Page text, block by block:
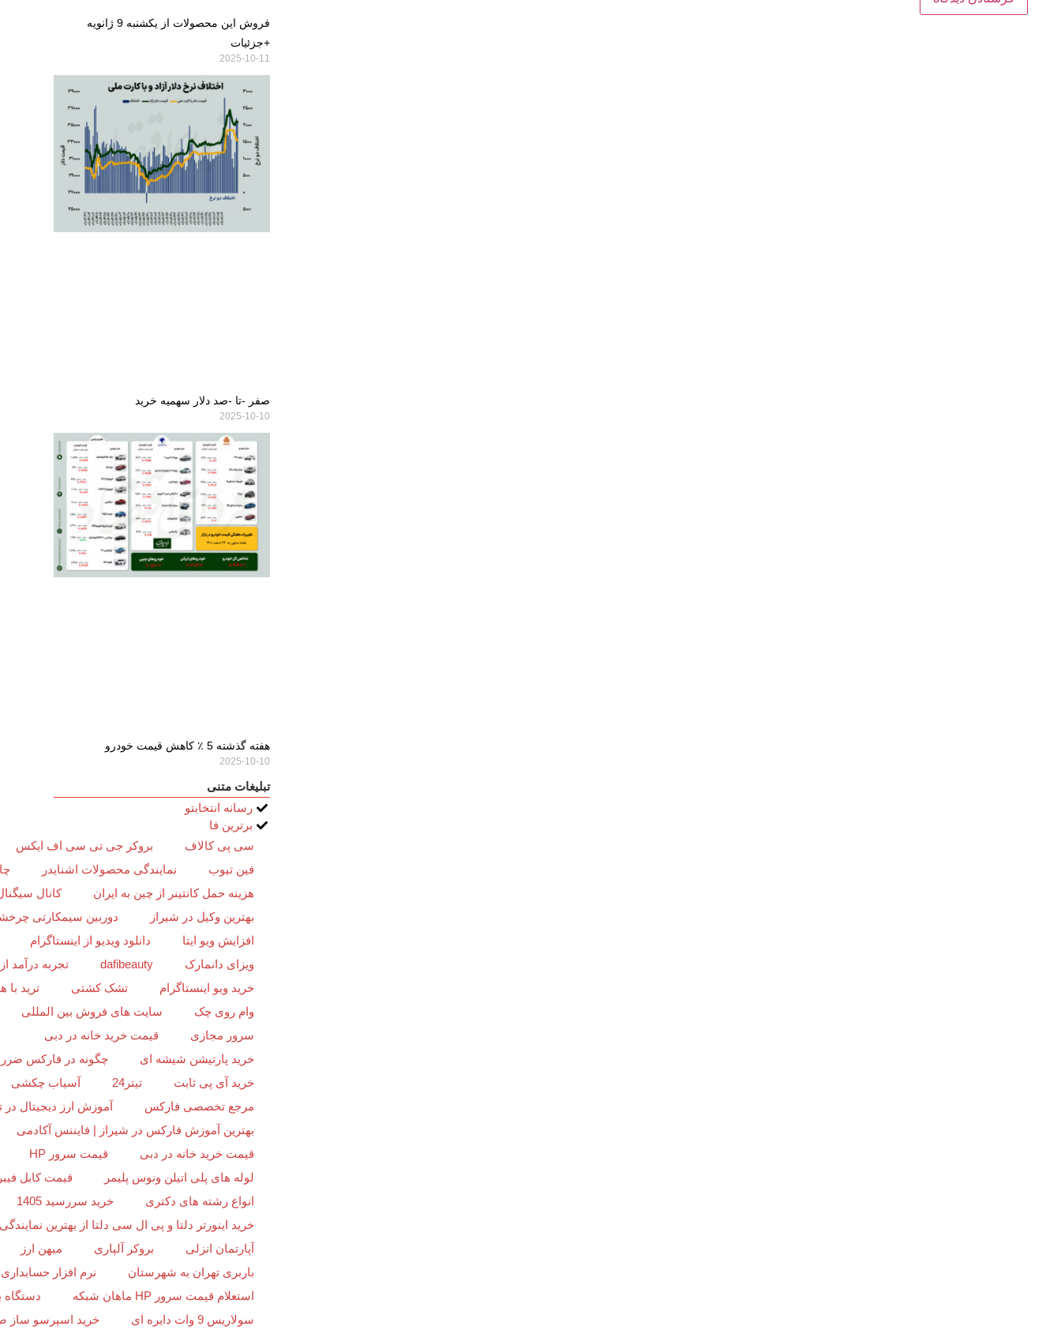
فروش این محصولات از یکشنبه 9 ژانویه
+جزئیات
2025-10-11
صفر -تا -صد دلار سهمیه خرید
2025-10-10
هفته گذشته 5 ٪ کاهش قیمت خودرو
2025-10-10
تبلیغات متنی
رسانه انتخابتو
برترین فا
سی پی کالاف
بروکر جی تی سی اف ایکس
فین تیوب
نمایندگی محصولات اشنایدر
هزینه حمل کانتینر از چین به ایران
کانال
بهترین وکیل در شیراز
دوربین سیمکارتی
افزایش ویو ایتا
دانلود ویدیو از اینستاگرام
ویزای دانمارک
dafibeauty
تجربه درآمد
خرید ویو اینستاگرام
تشک کشتی
ترید
وام روی چک
سایت های فروش بین المللی
سرور مجازی
قیمت خرید خانه در دبی
خرید پارتیشن شیشه ای
چگونه در فارکس ضرر
خرید آی پی ثابت
تیتر24
آسیاب چکشی
مرجع تخصصی فارکس
آموزش ارز دیجیتال در
بهترین آموزش فارکس در شیراز | فایننس آکادمی
قیمت خرید خانه در دبی
قیمت سرور HP
لوله های پلی اتیلن ونوس پلیمر
قیمت کابل
انواع رشته های دکتری
خرید سررسید 1405
خرید اینورتر دلتا و پی ال سی دلتا از بهترین نمایندگی
آپارتمان انزلی
بروکر آلپاری
میهن ارز
باربری تهران به شهرستان
نرم افزار حسابداری
استعلام قیمت سرور HP ماهان شبکه
دستگاه
سولاریس 9 وات دایره ای
خرید اسپرسو ساز